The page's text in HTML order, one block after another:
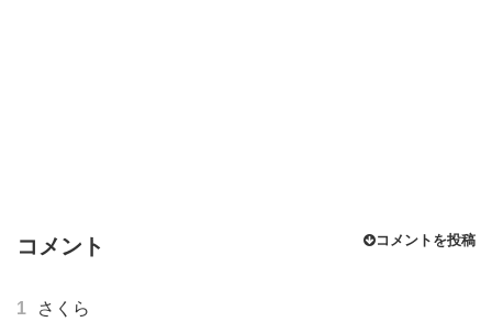
コメント コメントを投稿
1 さくら